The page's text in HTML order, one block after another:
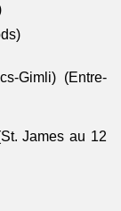
Gimli) (Entre-
James au 12